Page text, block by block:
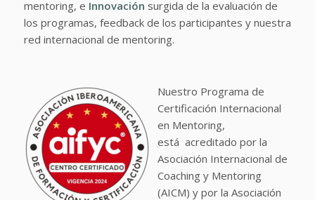
mentoring, e Innovación surgida de la evaluación de
los programas, feedback de los participantes y nuestra
red internacional de mentoring.
Nuestro Programa de
Certificación Internacional
en Mentoring,
está acreditado por la
Asociación Internacional de
Coaching y Mentoring
(AICM) y por la Asociación